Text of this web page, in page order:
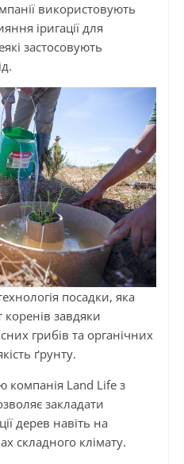
використовують
іригації для
застосовують
посадки, яка
завдяки
грибів та органічних
ґрунту.
компанія Land Life з
закладати
дерев навіть на
складного клімату.